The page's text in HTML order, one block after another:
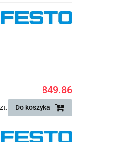
849.86
Do koszyka